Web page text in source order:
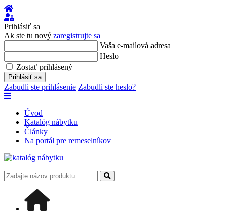
Úvod
Prihlásiť
sa
Prihlásiť sa
Ak ste tu nový zaregistrujte sa
Vaša e-mailová adresa
Heslo
Zostať prihlásený
Prihlásiť sa
Zabudli ste prihlásenie Zabudli ste heslo?
Úvod
Katalóg nábytku
Články
Na portál pre remeselníkov